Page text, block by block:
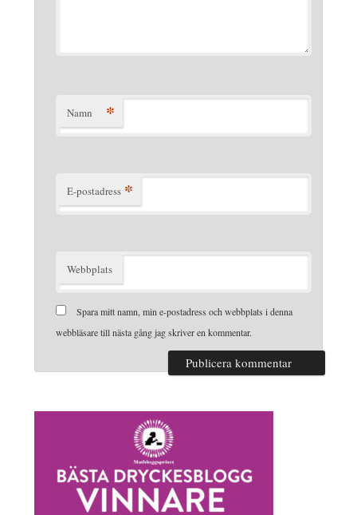
Namn *
E-postadress *
Webbplats
Spara mitt namn, min e-postadress och webbplats i denna
webbläsare till nästa gång jag skriver en kommentar.